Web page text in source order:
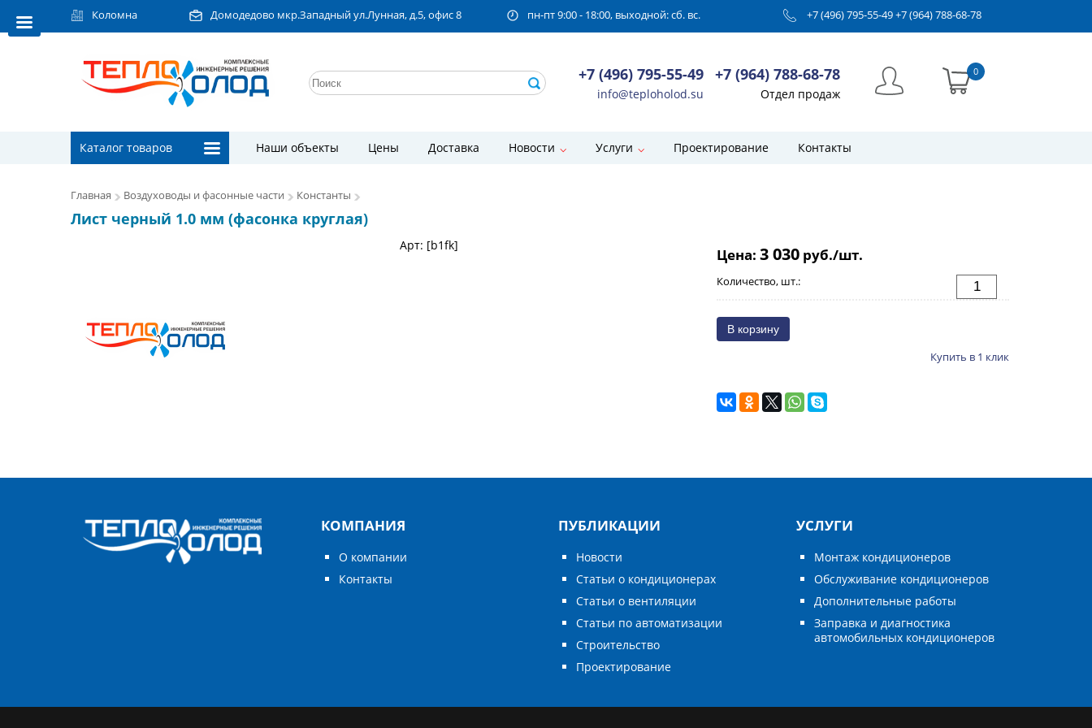
Коломна Домодедово мкр.Западный ул.Лунная, д.5, офис 8 пн-пт 9:00 - 18:00, выходной: сб. вс. +7 (496) 795-55-49+7 (964) 788-68-78
+7 (496) 795-55-49
info@teploholod.su
+7 (964) 788-68-78
Отдел продаж
0
Каталог товаров Наши объекты Цены Доставка Новости Услуги Проектирование Контакты
Главная Воздуховоды и фасонные части Константы
Лист черный 1.0 мм (фасонка круглая)
Арт: [b1fk]
Цена: 3 030 руб./шт.
Количество, шт.:
Купить в 1 клик
КОМПАНИЯ
О компании
Контакты
ПУБЛИКАЦИИ
Новости
Статьи о кондиционерах
Статьи о вентиляции
Статьи по автоматизации
Строительство
Проектирование
УСЛУГИ
Монтаж кондиционеров
Обслуживание кондиционеров
Дополнительные работы
Заправка и диагностика
автомобильных кондиционеров